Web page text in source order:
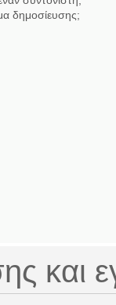
δημοσίευσης;
και